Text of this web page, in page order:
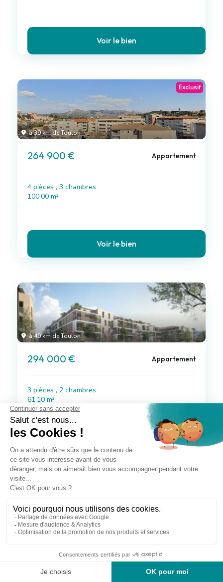
Voir le bien
à 39 km de Toulon
Exclusif
264 900 € Appartement
4 pièces , 3 chambres
100.00 m²
Voir le bien
à 40 km de Toulon
294 000 € Appartement
3 pièces , 2 chambres
61.10 m²
Voir le bien
Appartement